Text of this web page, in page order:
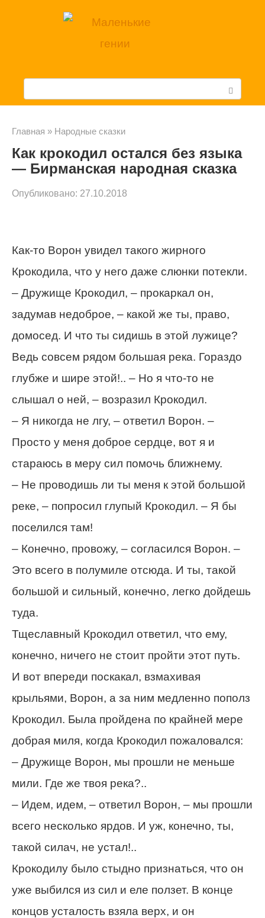
с
к
Главная » Народные сказки
Как крокодил остался без языка
— Бирманская народная сказка
Опубликовано: 27.10.2018
Как-то Ворон увидел такого жирного
Крокодила, что у него даже слюнки потекли.
– Дружище Крокодил, – прокаркал он,
задумав недоброе, – какой же ты, право,
домосед. И что ты сидишь в этой лужице?
Ведь совсем рядом большая река. Гораздо
глубже и шире этой!.. – Но я что-то не
слышал о ней, – возразил Крокодил.
– Я никогда не лгу, – ответил Ворон. –
Просто у меня доброе сердце, вот я и
стараюсь в меру сил помочь ближнему.
– Не проводишь ли ты меня к этой большой
реке, – попросил глупый Крокодил. – Я бы
поселился там!
– Конечно, провожу, – согласился Ворон. –
Это всего в полумиле отсюда. И ты, такой
большой и сильный, конечно, легко дойдешь
туда.
Тщеславный Крокодил ответил, что ему,
конечно, ничего не стоит пройти этот путь.
И вот впереди поскакал, взмахивая
крыльями, Ворон, а за ним медленно пополз
Крокодил. Была пройдена по крайней мере
добрая миля, когда Крокодил пожаловался:
– Дружище Ворон, мы прошли не меньше
мили. Где же твоя река?..
– Идем, идем, – ответил Ворон, – мы прошли
всего несколько ярдов. И уж, конечно, ты,
такой силач, не устал!..
Крокодилу было стыдно признаться, что он
уже выбился из сил и еле ползет. В конце
концов усталость взяла верх, и он